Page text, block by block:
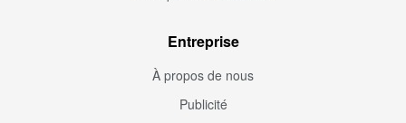
Entreprise
À propos de nous
Publicité